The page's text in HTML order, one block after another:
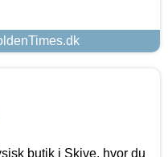
butik i Skive, hvor du